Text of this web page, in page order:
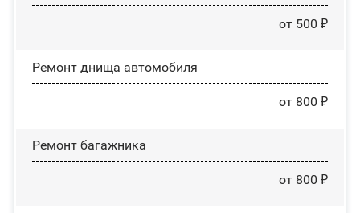
от 500 ₽
Ремонт днища автомобиля
от 800 ₽
Ремонт багажника
от 800 ₽